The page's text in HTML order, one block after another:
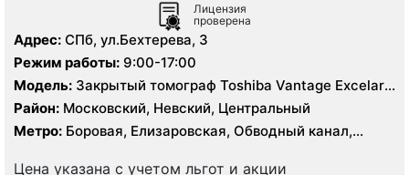
Лицензия
проверена
Адрес: СПб, ул.Бехтерева, 3
Режим работы: 9:00-17:00
Модель: Закрытый томограф Toshiba Vantage Excelart
XGV 1.5 Тесла, КТ Philips BRILLIANCE 64 среза, УЗИ
Район: Московский, Невский, Центральный
Метро: Боровая, Елизаровская, Обводный канал,
Цена указана с учетом льгот и акции